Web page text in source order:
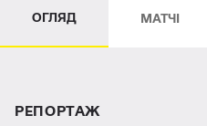
ОГЛЯД МАТЧІ
РЕПОРТАЖ